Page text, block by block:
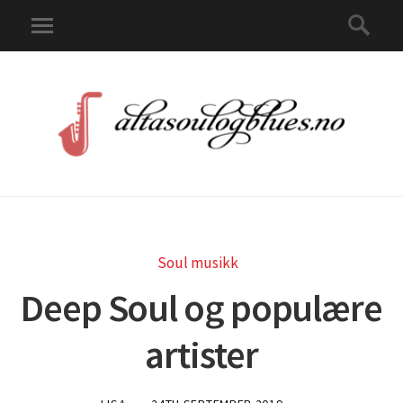
Soul musikk
Deep Soul og populære
artister